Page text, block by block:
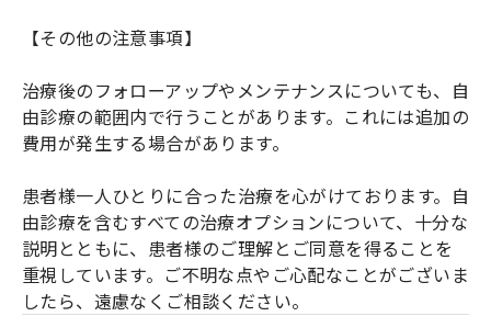
【その他の注意事項】
治療後のフォローアップやメンテナンスについても、自
由診療の範囲内で行うことがあります。これには追加の
費用が発生する場合があります。
患者様一人ひとりに合った治療を心がけております。自
由診療を含むすべての治療オプションについて、十分な
説明とともに、患者様のご理解とご同意を得ることを
重視しています。ご不明な点やご心配なことがございま
したら、遠慮なくご相談ください。